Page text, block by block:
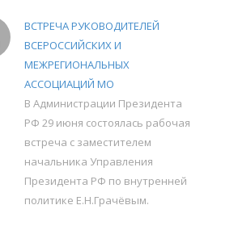
ВСТРЕЧА РУКОВОДИТЕЛЕЙ
ВСЕРОССИЙСКИХ И
МЕЖРЕГИОНАЛЬНЫХ
АССОЦИАЦИЙ МО
В Администрации Президента
РФ 29 июня состоялась рабочая
встреча с заместителем
начальника Управления
Президента РФ по внутренней
политике Е.Н.Грачёвым.